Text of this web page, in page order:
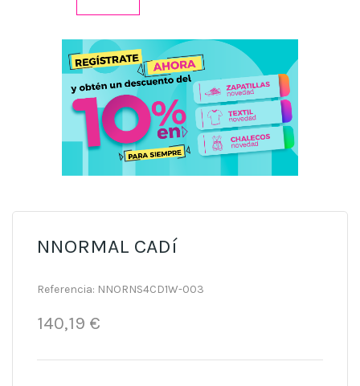
NNORMAL CADí
Referencia: NNORNS4CD1W-003
140,19 €